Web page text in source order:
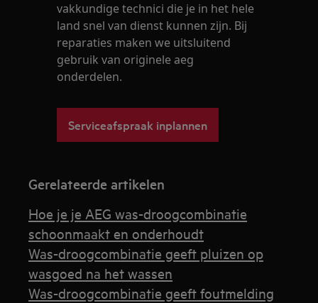
vakkundige technici die je in het hele
land snel van dienst kunnen zijn. Bij
reparaties maken we uitsluitend
gebruik van originele aeg
onderdelen.
Serviceafspraak inplannen
Gerelateerde artikelen
Hoe je je AEG was-droogcombinatie
schoonmaakt en onderhoudt
Was-droogcombinatie geeft pluizen op
wasgoed na het wassen
Was-droogcombinatie geeft foutmelding